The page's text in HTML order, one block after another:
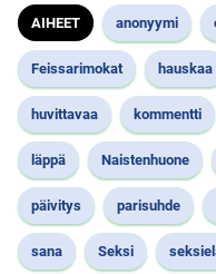
AIHEET anonyymi
Feissarimokat hauskaa
huvittavaa kommentti
läppä Naistenhuone
päivitys parisuhde
sana Seksi